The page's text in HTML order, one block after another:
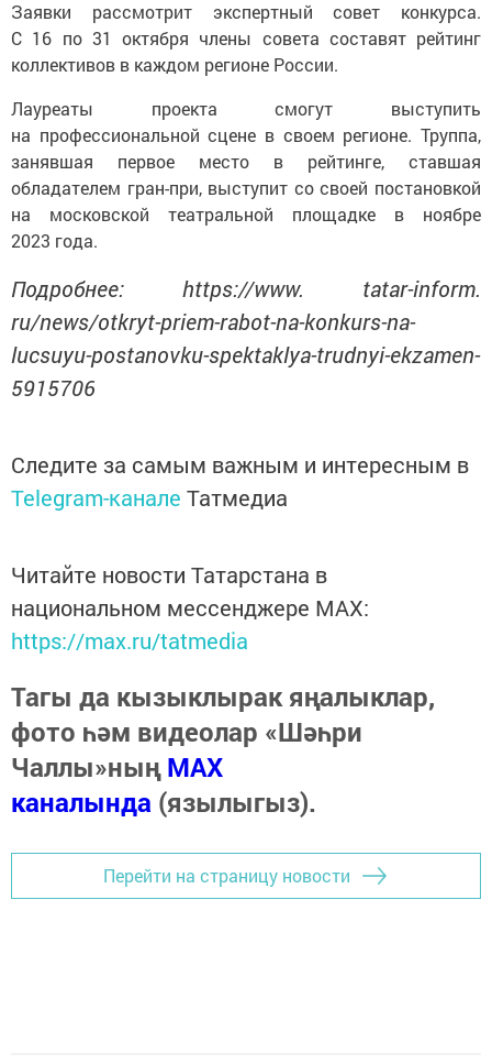
Заявки рассмотрит экспертный совет конкурса.
С 16 по 31 октября члены совета составят рейтинг
коллективов в каждом регионе России.
Лауреаты проекта смогут выступить
на профессиональной сцене в своем регионе. Труппа,
занявшая первое место в рейтинге, ставшая
обладателем гран-при, выступит со своей постановкой
на московской театральной площадке в ноябре
2023 года.
Подробнее: https://www. tatar-inform.
ru/news/otkryt-priem-rabot-na-konkurs-na-
lucsuyu-postanovku-spektaklya-trudnyi-ekzamen-
5915706
Следите за самым важным и интересным в
Telegram-канале Татмедиа
Читайте новости Татарстана в
национальном мессенджере MАХ:
https://max.ru/tatmedia
Тагы да кызыклырак яңалыклар,
фото һәм видеолар «Шәһри
Чаллы»ныңMAX
каналында (язылыгыз).
Перейти на страницу новости